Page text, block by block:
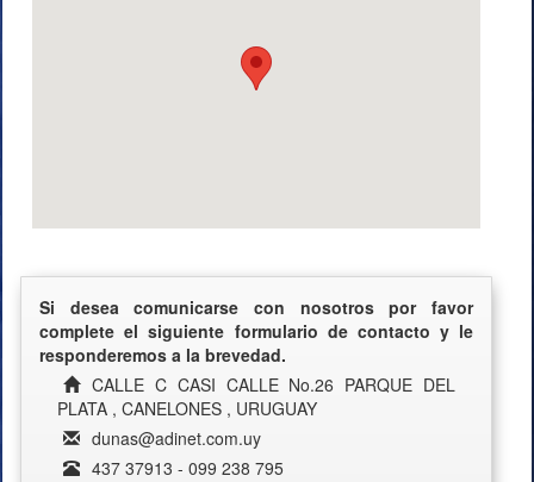
Si desea comunicarse con nosotros por favor
complete el siguiente formulario de contacto y le
responderemos a la brevedad.
CALLE C CASI CALLE No.26 PARQUE DEL
PLATA , CANELONES , URUGUAY
dunas@adinet.com.uy
437 37913 - 099 238 795